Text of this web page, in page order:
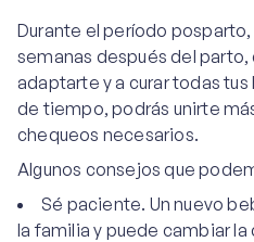
Durante el período
semanas después del
adaptarte y a curar todas
de tiempo, podrás unirte
chequeos necesarios.
Algunos consejos que
Sé paciente. Un nuevo
la familia y puede cambiar